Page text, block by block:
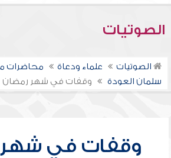
الصوتيات
الصوتيات علماء ودعاة
محاضرات
سلمان العودة
وقفات في شهر رمضان
وقفات في